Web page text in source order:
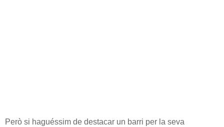
Però si haguéssim de destacar un barri per la seva